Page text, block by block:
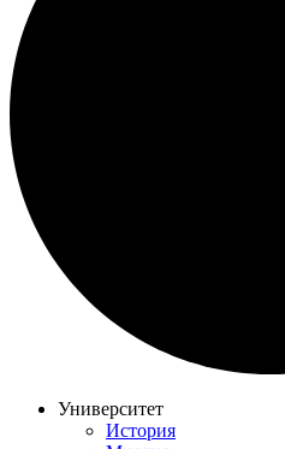
Университет
История